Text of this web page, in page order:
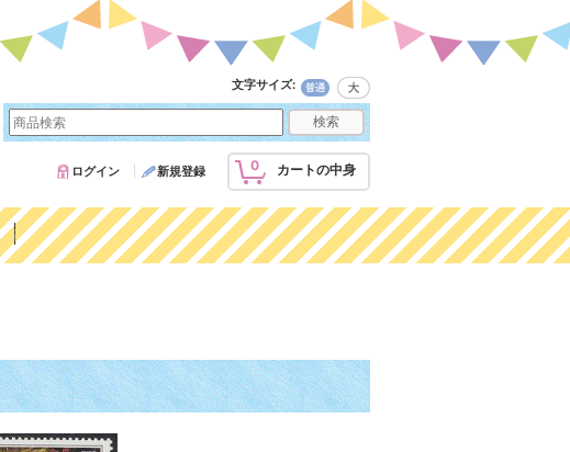
文字サイズ:
0 カートの中身
ログイン 新規登録